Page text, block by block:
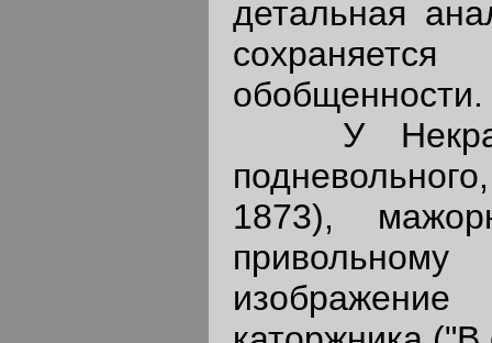
детальная
обобщенности.
У
1873),